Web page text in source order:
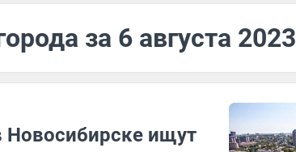
за 6 августа 2023
Новосибирске ищут